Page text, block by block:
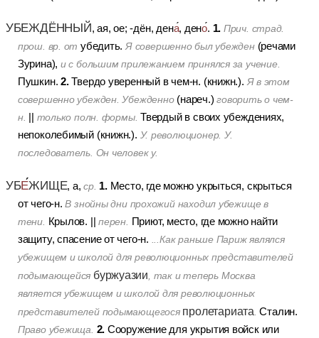
УБЕЖДЁННЫЙ, ая, ое; -дён, дена, дено. 1. Прич. страд.
прош. вр. от убедить. Я совершенно был убежден(речами
Зурина), и с большим прилежанием принялся за учение.
Пушкин. 2. Твердо уверенный в чем-н. (книжн.). Я в этом
совершенно убежден. Убежденно(нареч.)говорить о чем-
н.
только полн. формы. Твердый в своих убеждениях,
непоколебимый (книжн.). У. революционер. У.
последователь. Он человек у.
УБЕЖИЩЕ, а,ср. 1. Место, где можно укрыться, скрыться
от чего-н. В знойны дни прохожий находил убежище в
тени.
Крылов. ||перен.
Приют, место, где можно найти
защиту, спасение от чего-н.
...Как раньше Париж являлся
убежищем и школой для революционных представителей
подымающейся буржуазии , так и теперь Москва
является убежищем и школой для революционных
представителей подымающегося пролетариата Сталин.
Право убежища. 2. Сооружение для укрытия войск или